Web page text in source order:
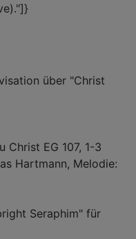
über "Christ
Christ EG 107, 1-3
Hartmann, Melodie:
Seraphim" für